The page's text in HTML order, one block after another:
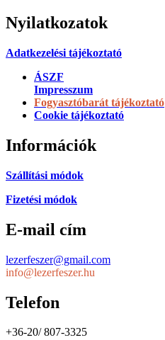
Nyilatkozatok
Adatkezelési tájékoztató
ÁSZF
Impresszum
Fogyasztóbarát tájékoztató
Cookie tájékoztató
Információk
Szállítási módok
Fizetési módok
E-mail cím
lezerfeszer@gmail.com
info@lezerfeszer.hu
Telefon
+36-20/ 807-3325